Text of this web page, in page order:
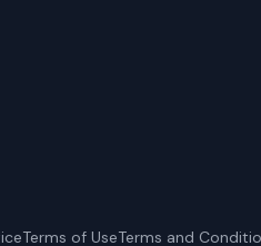
Terms of UseTerms and